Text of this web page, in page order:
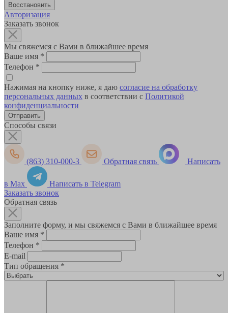
Авторизация
Заказать звонок
Мы свяжемся с Вами в ближайшее время
Ваше имя *
Телефон *
Нажимая на кнопку ниже, я даю согласие на обработку
персональных данных в соответствии с Политикой
конфиденциальности
Способы связи
(863) 310-000-3 Обратная связь Написать
в Max
Написать в Telegram
Заказать звонок
Обратная связь
Заполните форму, и мы свяжемся с Вами в ближайшее время
Ваше имя *
Телефон *
E-mail
Тип обращения *